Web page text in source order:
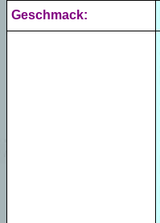
Geschmack: